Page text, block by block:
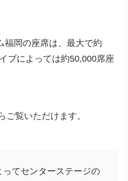
福岡の座席は、最大で約
ブによっては約50,000席座
ご覧いただけます。
てセンターステージの